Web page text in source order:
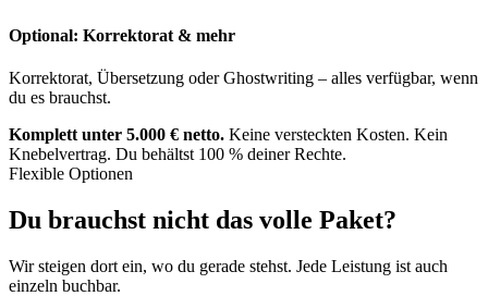
Optional: Korrektorat & mehr
Korrektorat, Übersetzung oder Ghostwriting – alles verfügbar, wenn
du es brauchst.
Komplett unter 5.000 € netto. Keine versteckten Kosten. Kein
Knebelvertrag. Du behältst 100 % deiner Rechte.
Flexible Optionen
Du brauchst nicht das volle Paket?
Wir steigen dort ein, wo du gerade stehst. Jede Leistung ist auch
einzeln buchbar.